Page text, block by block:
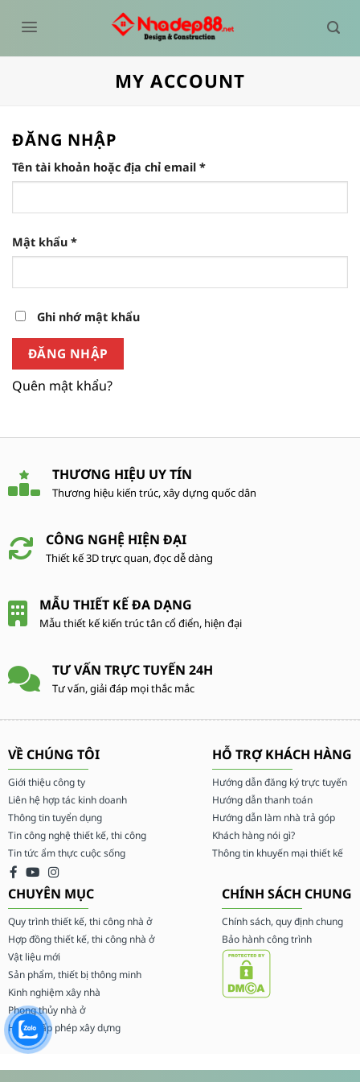
qua
MY ACCOUNT
ĐĂNG NHẬP
Tên tài khoản hoặc địa chỉ email *Bắt
buộc
Mật khẩu *Bắt
buộc
Ghi nhớ mật khẩu
ĐĂNG NHẬP
Quên mật khẩu?
THƯƠNG HIỆU UY TÍN
Thương hiệu kiến trúc, xây dựng quốc dân
CÔNG NGHỆ HIỆN ĐẠI
Thiết kế 3D trực quan, đọc dễ dàng
MẪU THIẾT KẾ ĐA DẠNG
Mẫu thiết kế kiến trúc tân cổ điển, hiện đại
TƯ VẤN TRỰC TUYẾN 24H
Tư vấn, giải đáp mọi thắc mắc
VỀ CHÚNG TÔI
Giới thiệu công ty
Liên hệ hợp tác kinh doanh
Thông tin tuyển dụng
Tin công nghệ thiết kế, thi công
Tin tức ẩm thực cuộc sống
HỖ TRỢ KHÁCH HÀNG
Hướng dẫn đăng ký trực tuyến
Hướng dẫn thanh toán
Hướng dẫn làm nhà trả góp
Khách hàng nói gì?
Thông tin khuyến mại thiết kế
CHUYÊN MỤC
Quy trình thiết kế, thi công nhà ở
Hợp đồng thiết kế, thi công nhà ở
Vật liệu mới
Sản phẩm, thiết bị thông minh
Kinh nghiệm xây nhà
Phong thủy nhà ở
Hồ sơ cấp phép xây dựng
CHÍNH SÁCH CHUNG
Chính sách, quy định chung
Bảo hành công trình